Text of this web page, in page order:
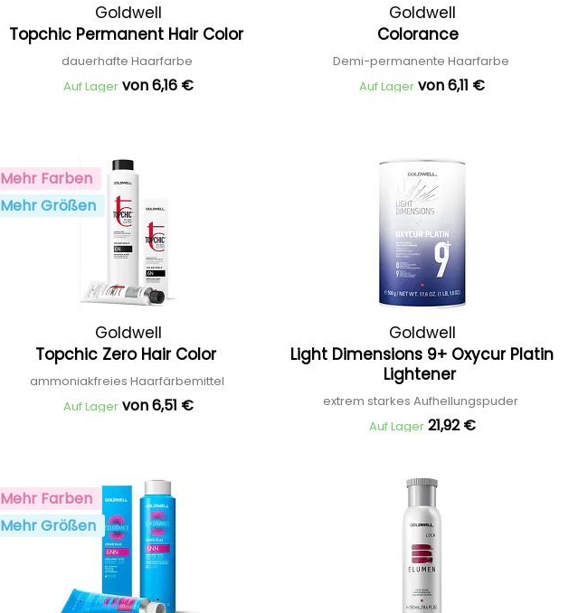
Goldwell
Topchic Permanent Hair Color
dauerhafte Haarfarbe
Auf Lager von 6,16 €
Goldwell
Colorance
Demi-permanente Haarfarbe
Auf Lager von 6,11 €
Mehr Farben
Mehr Größen
Goldwell
Topchic Zero Hair Color
ammoniakfreies Haarfärbemittel
Auf Lager von 6,51 €
Goldwell
Light Dimensions 9+ Oxycur Platin
Lightener
extrem starkes Aufhellungspuder
Auf Lager 21,92 €
Mehr Farben
Mehr Größen